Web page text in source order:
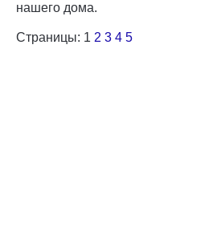
нашего дома.
Страницы: 1 2 3 4 5